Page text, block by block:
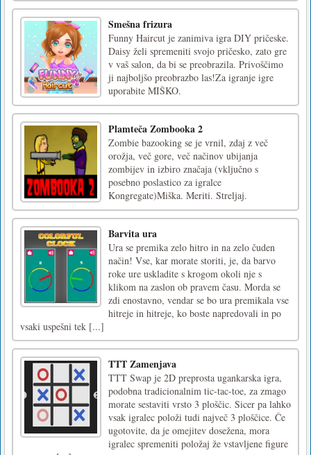
Smešna frizura
Funny Haircut je zanimiva igra DIY pričeske.
Daisy želi spremeniti svojo pričesko, zato gre
v vaš salon, da bi se preobrazila. Privoščimo
ji najboljšo preobrazbo las!Za igranje igre
uporabite MIŠKO.
Plamteča Zombooka 2
Zombie bazooking se je vrnil, zdaj z več
orožja, več gore, več načinov ubijanja
zombijev in izbiro značaja (vključno s
posebno poslastico za igralce
Kongregate)Miška. Meriti. Streljaj.
Barvita ura
Ura se premika zelo hitro in na zelo čuden
način! Vse, kar morate storiti, je, da barvo
roke ure uskladite s krogom okoli nje s
klikom na zaslon ob pravem času. Morda se
zdi enostavno, vendar se bo ura premikala vse
hitreje in hitreje, ko boste napredovali in po
vsaki uspešni tek [...]
TTT Zamenjava
TTT Swap je 2D preprosta ugankarska igra,
podobna tradicionalnim tic-tac-toe, za zmago
morate sestaviti vrsto 3 ploščic. Sicer pa lahko
vsak igralec položi tudi največ 3 ploščice. Če
ugotovite, da je omejitev dosežena, mora
igralec spremeniti položaj že vstavljene figure